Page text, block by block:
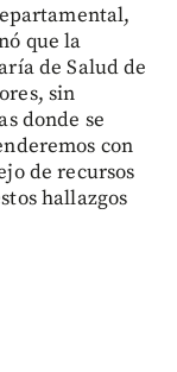
que la
de Salud de
sin
donde se
con
de recursos
hallazgos